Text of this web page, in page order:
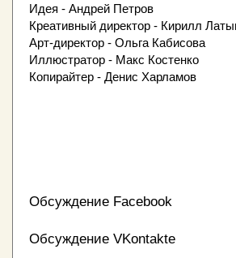
Идея - Андрей Петров
Креативный директор - Кирилл
Арт-директор - Ольга Кабисова
Иллюстратор - Макс Костенко
Копирайтер - Денис Харламов
Обсуждение Facebook
Обсуждение VKontakte